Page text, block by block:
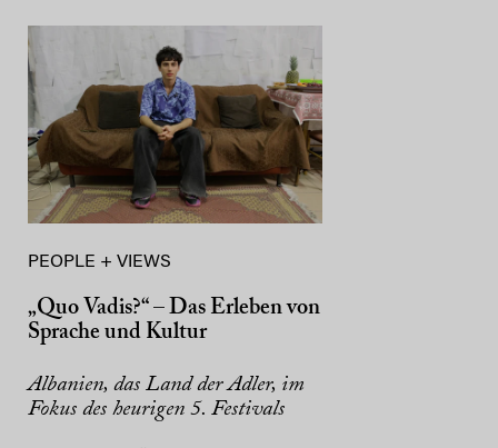
PEOPLE + VIEWS
„Quo Vadis?“ – Das Erleben von
Sprache und Kultur
Albanien, das Land der Adler, im
Fokus des heurigen 5. Festivals